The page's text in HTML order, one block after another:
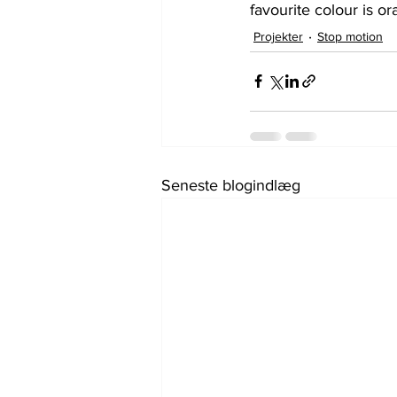
favourite colour is
Projekter Stop motion
Seneste blogindlæg